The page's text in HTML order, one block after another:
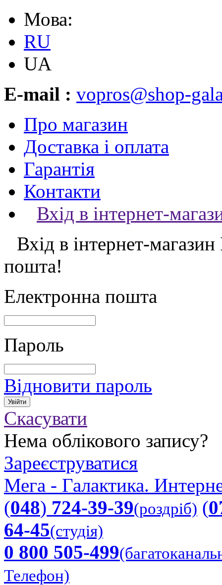
Мова:
RU
UA
E-mail : vopros@shop-
Про магазин
Доставка і оплата
Гарантія
Контакти
Вхід в інтернет-
Вхід в інтернет-магазин
пошта!
Електронна пошта
Пароль
Відновити пароль
Скасувати
Нема облікового запису?
Зареєструватися
Мега - Галактика.
(048) 724-39-39(роздріб) (
64-45(студія)
0 800 505-499
Телефон)